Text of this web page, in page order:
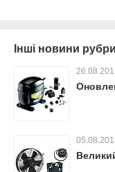
Інші новини